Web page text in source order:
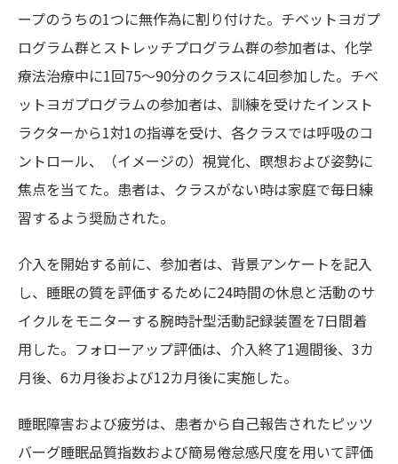
ープのうちの1つに無作為に割り付けた。チベットヨガプ
ログラム群とストレッチプログラム群の参加者は、化学
療法治療中に1回75〜90分のクラスに4回参加した。チベ
ットヨガプログラムの参加者は、訓練を受けたインスト
ラクターから1対1の指導を受け、各クラスでは呼吸のコ
ントロール、（イメージの）視覚化、瞑想および姿勢に
焦点を当てた。患者は、クラスがない時は家庭で毎日練
習するよう奨励された。
介入を開始する前に、参加者は、背景アンケートを記入
し、睡眠の質を評価するために24時間の休息と活動のサ
イクルをモニターする腕時計型活動記録装置を7日間着
用した。フォローアップ評価は、介入終了1週間後、3カ
月後、6カ月後および12カ月後に実施した。
睡眠障害および疲労は、患者から自己報告されたピッツ
バーグ睡眠品質指数および簡易倦怠感尺度を用いて評価